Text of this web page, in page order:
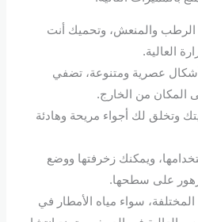
الرطب والمنعش، وتحميك أنت
العالية.
عصرية ومتنوعة، تضفي
المكان من الخارج.
وتخلق لك أجواء مريحة وهادئة
ويمكنك زخرفتها ووضع
على سطحها.
المختلفة، سواء مياه الأمطار في